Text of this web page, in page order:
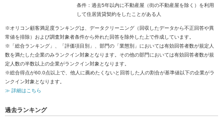
条件：過去5年以内に不動産屋（街の不動産屋を除く）を利用
して住居賃貸契約をしたことがある人
※オリコン顧客満足度ランキングは、データクリーニング（回収したデータから不正回答や異
常値を排除）および調査対象者条件から外れた回答を除外した上で作成しています。
※「総合ランキング」、「評価項目別」、部門の「業態別」においては有効回答者数が規定人
数を満たした企業のみランクイン対象となります。その他の部門においては有効回答者数が規
定人数の半数以上の企業がランクイン対象となります。
※総合得点が60.0点以上で、他人に薦めたくないと回答した人の割合が基準値以下の企業がラ
ンクイン対象となります。
≫ 詳細はこちら
過去ランキング